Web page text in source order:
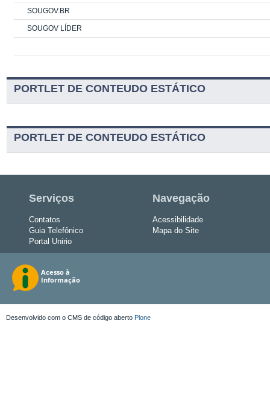
SOUGOV.BR
SOUGOV LÍDER
PORTLET DE CONTEUDO ESTÁTICO
PORTLET DE CONTEUDO ESTÁTICO
Serviços
Contatos
Guia Telefônico
Portal Unirio
Navegação
Acessibilidade
Mapa do Site
Desenvolvido com o CMS de código aberto Plone